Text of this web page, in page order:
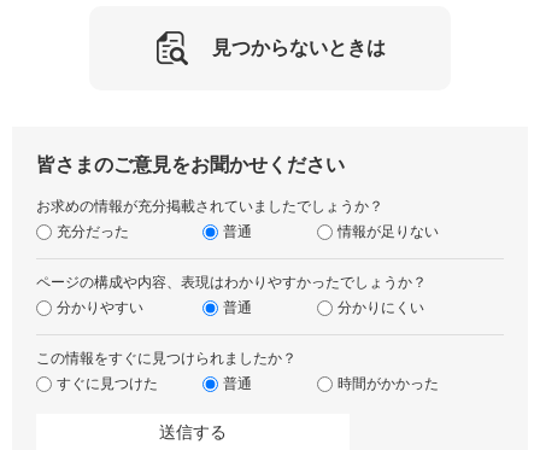
見つからないときは
皆さまのご意見をお聞かせください
お求めの情報が充分掲載されていましたでしょうか？
充分だった
普通 情報が足りない
ページの構成や内容、表現はわかりやすかったでしょうか？
分かりやすい
普通 分かりにくい
この情報をすぐに見つけられましたか？
すぐに見つけた
普通 時間がかかった